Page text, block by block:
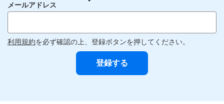
メールアドレス
利用規約を必ず確認の上、登録ボタンを押してください。